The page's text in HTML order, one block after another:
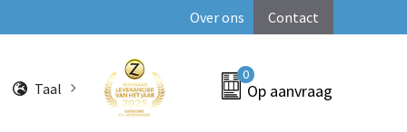
Over ons Contact
Taal
0
Op aanvraag